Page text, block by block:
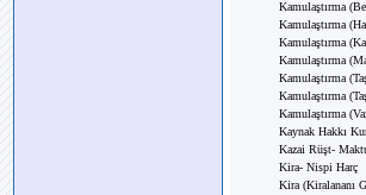
Kamulaştırma
Kamulaştırma
Kamulaştırma
Kamulaştırma
Kamulaştırma
Kamulaştırma
Kamulaştırma
Kaynak Hakkı
Kazai Rüşt-
Kira- Nispi Harç
Kira (Kiralananı